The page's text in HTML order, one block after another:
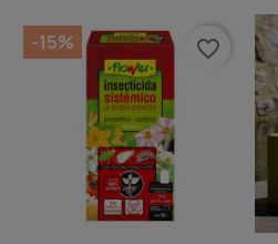
-15% favorite_border